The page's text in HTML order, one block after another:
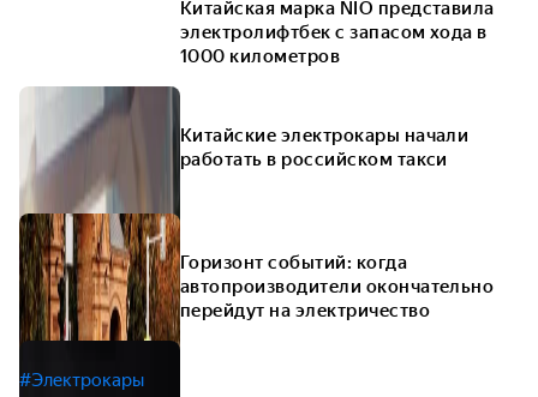
Китайская марка NIO представила
электролифтбек c запасом хода в
1000 километров
Китайские электрокары начали
работать в российском такси
Горизонт событий: когда
автопроизводители окончательно
перейдут на электричество
#Электрокары